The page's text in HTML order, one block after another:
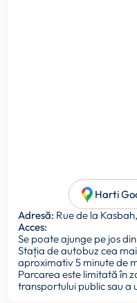
Harti
Adresă: Rue de la
Acces:
Se poate ajunge pe jos
Stația de autobuz cea
aproximativ 5 minute de
Parcarea este limitată în
transportului public sau a